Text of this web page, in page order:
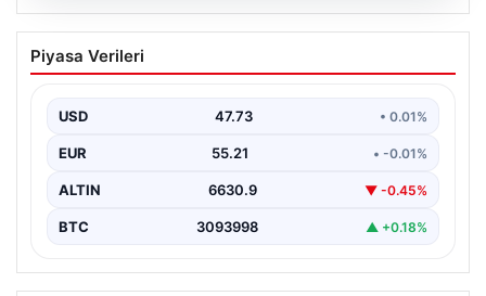
08.08.2026
Mekke Ortak Savunma Anlaşması:
Hedefimiz Kimse Değil
Anlaşması hakkında yaptığı açıklamada, bu
düzenlemenin herhangi…
Piyasa Verileri
USD 47.73 • 0.01%
EUR 55.21 • -0.01%
ALTIN 6630.9 ▼ -0.45%
BTC 3093998 ▲ +0.18%